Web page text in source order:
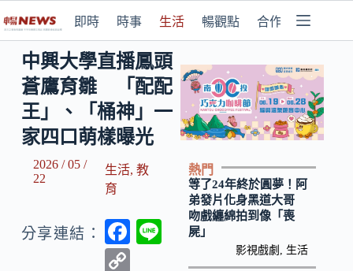
即時 時事 生活 暢觀點 合作媒體
中興大學直播鳳頭
蒼鷹育雛 「配配
王」、「桶神」一
家四口萌樣曝光
2026 / 05 /
22
生活,教
育
分享連結：
F
熱門
等了24年終於圓夢！阿
弟發片化身黑道大哥
吻戲纏綿拍到像「喪
屍」
影視戲劇 生活